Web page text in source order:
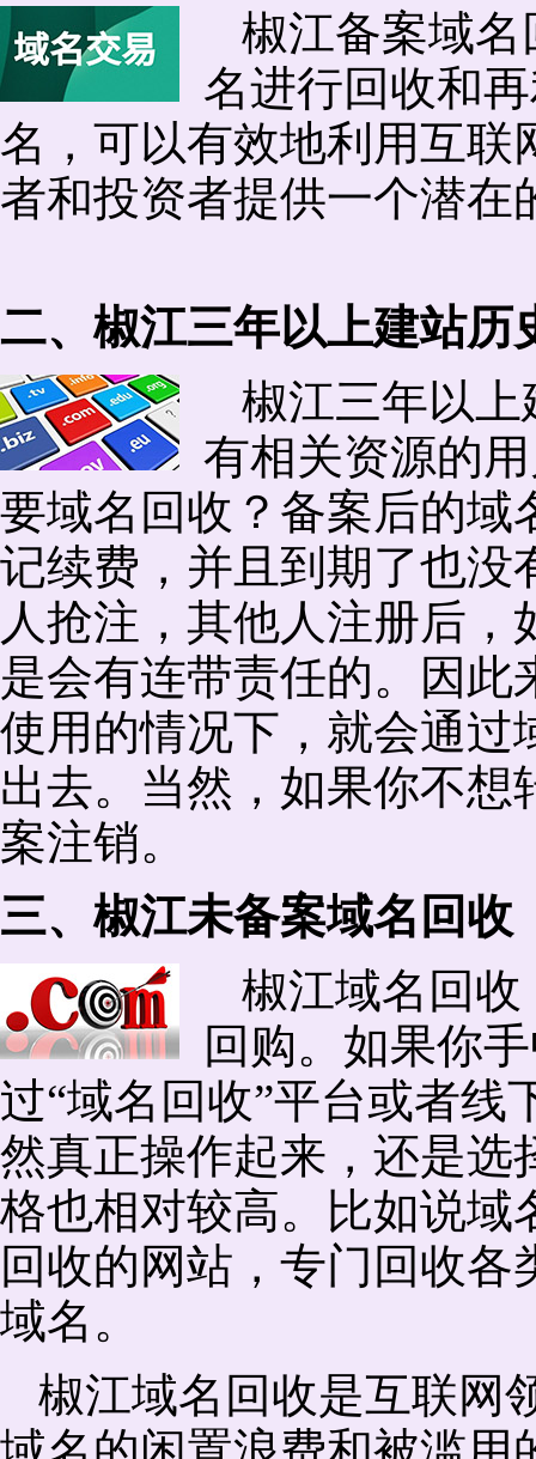
椒江备案域
名进行回收和
名，可以有效地利用互联
者和投资者提供一个潜在
二、椒江三年以上建站历
椒江三年以
有相关资源的
要域名回收？备案后的域
记续费，并且到期了也没
人抢注，其他人注册后
是会有连带责任的。因
使用的情况下，就会通过
出去。当然，如果你不
案注销。
三、椒江未备案域名回收
椒江域名回
回购。如果你
过“域名回收”平台或者
然真正操作起来，还是选
格也相对较高。比如说域
回收的网站，专门回收
域名。
椒江域名回收是互联网